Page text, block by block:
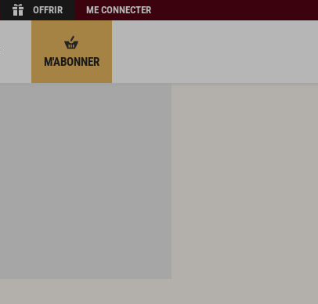
OFFRIR ME CONNECTER
M'ABONNER